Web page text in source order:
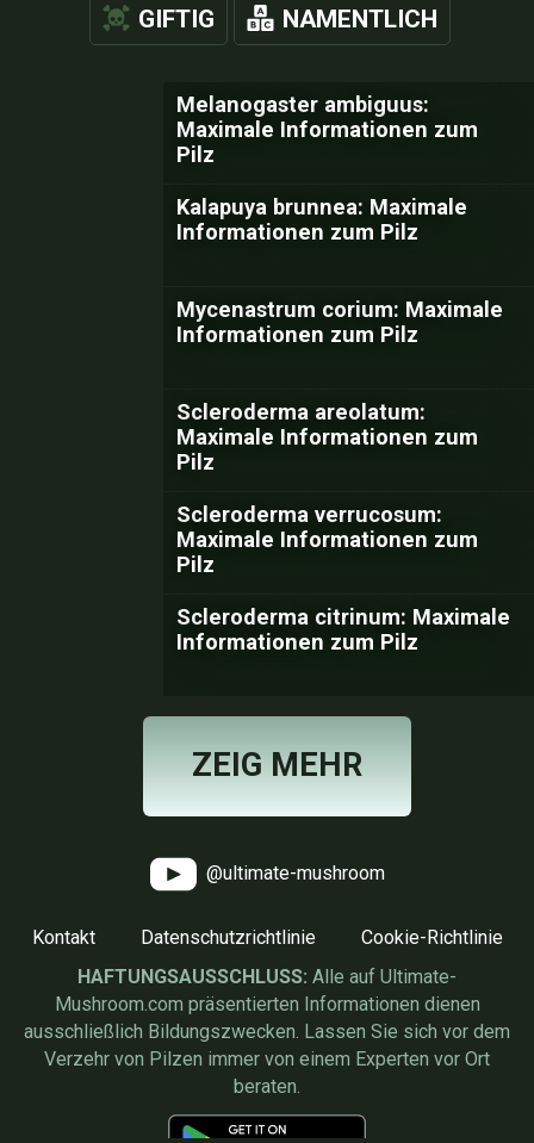
GIFTIG NAMENTLICH
Melanogaster ambiguus:
Maximale Informationen zum
Pilz
Kalapuya brunnea: Maximale
Informationen zum Pilz
Mycenastrum corium: Maximale
Informationen zum Pilz
Scleroderma areolatum:
Maximale Informationen zum
Pilz
Scleroderma verrucosum:
Maximale Informationen zum
Pilz
Scleroderma citrinum: Maximale
Informationen zum Pilz
ZEIG MEHR
@ultimate-mushroom
Kontakt Datenschutzrichtlinie
Cookie-Richtlinie
HAFTUNGSAUSSCHLUSS: Alle auf Ultimate-
Mushroom.com präsentierten Informationen dienen
ausschließlich Bildungszwecken. Lassen Sie sich vor dem
Verzehr von Pilzen immer von einem Experten vor Ort
beraten.